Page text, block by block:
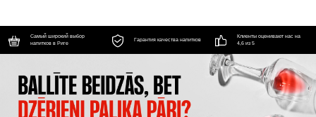
Самый широкий выбор
напитков в Риге
Гарантия качества напитков
Клиенты оценивают нас на
4,6 из 5